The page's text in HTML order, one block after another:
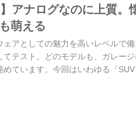
アナログなのに上質。
萌える
アとしての魅力を高いレベルで備
テスト。どのモデルも、ガレージ
ています。今回はいわゆる「SUV
クルーザー70をご紹介。